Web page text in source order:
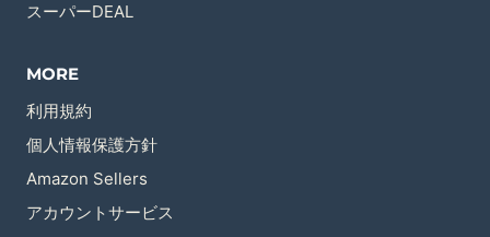
スーパーDEAL
MORE
利用規約
個人情報保護方針
Amazon Sellers
アカウントサービス